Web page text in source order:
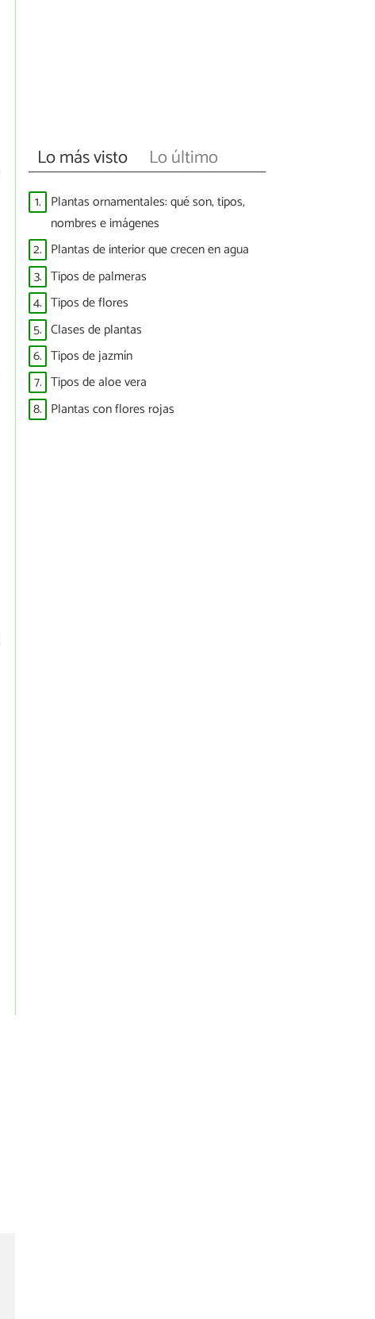
Lo más visto Lo último
1. Plantas ornamentales: qué son, tipos,
nombres e imágenes
2. Plantas de interior que crecen en agua
3. Tipos de palmeras
4. Tipos de flores
5. Clases de plantas
6. Tipos de jazmín
7. Tipos de aloe vera
8. Plantas con flores rojas